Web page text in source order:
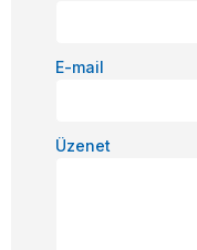
E-mail
Üzenet